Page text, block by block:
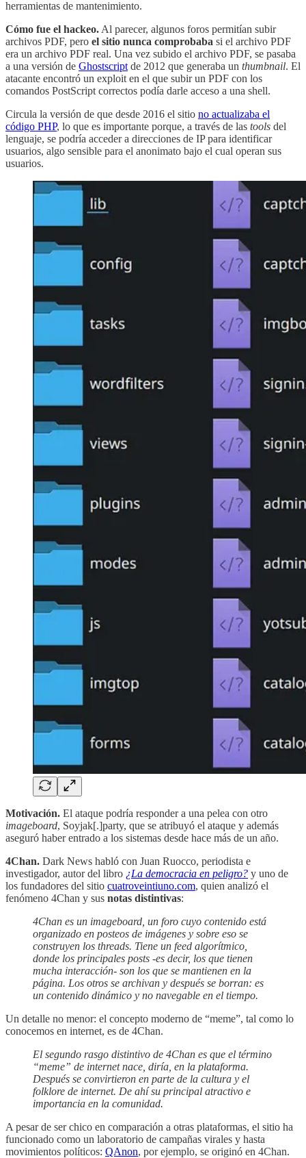
herramientas de mantenimiento.
Cómo fue el hackeo. Al parecer, algunos foros permitían subir
archivos PDF, pero el sitio nunca comprobaba si el archivo PDF
era un archivo PDF real. Una vez subido el archivo PDF, se pasaba
a una versión de Ghostscript de 2012 que generaba un thumbnail. El
atacante encontró un exploit en el que subir un PDF con los
comandos PostScript correctos podía darle acceso a una shell.
Circula la versión de que desde 2016 el sitio no actualizaba el
código PHP, lo que es importante porque, a través de las tools del
lenguaje, se podría acceder a direcciones de IP para identificar
usuarios, algo sensible para el anonimato bajo el cual operan sus
usuarios.
Motivación. El ataque podría responder a una pelea con otro
imageboard, Soyjak[.]party, que se atribuyó el ataque y además
aseguró haber entrado a los sistemas desde hace más de un año.
4Chan. Dark News habló con Juan Ruocco, periodista e
investigador, autor del libro ¿La democracia en peligro? y uno de
los fundadores del sitio cuatroveintiuno.com, quien analizó el
fenómeno 4Chan y sus notas distintivas:
4Chan es un imageboard, un foro cuyo contenido está
organizado en posteos de imágenes y sobre eso se
construyen los threads. Tiene un feed algorítmico,
donde los principales posts -es decir, los que tienen
mucha interacción- son los que se mantienen en la
página. Los otros se archivan y después se borran: es
un contenido dinámico y no navegable en el tiempo.
Un detalle no menor: el concepto moderno de “meme”, tal como lo
conocemos en internet, es de 4Chan.
El segundo rasgo distintivo de 4Chan es que el término
“meme” de internet nace, diría, en la plataforma.
Después se convirtieron en parte de la cultura y el
folklore de internet. De ahí su principal atractivo e
importancia en la comunidad.
A pesar de ser chico en comparación a otras plataformas, el sitio ha
funcionado como un laboratorio de campañas virales y hasta
movimientos políticos: QAnon, por ejemplo, se originó en 4Chan.